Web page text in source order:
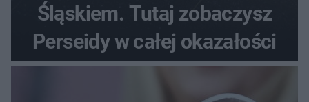
Śląskiem. Tutaj zobaczysz
Perseidy w całej okazałości